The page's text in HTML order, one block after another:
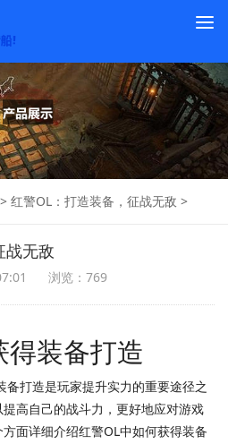
> 红警OL：打造装备，征战无敌 >
战无敌
浏览：769
装备打造
备打造是玩家提升实力的重要途径之
高自己的战斗力，更好地应对游戏
面详细介绍红警OL中如何获得装备